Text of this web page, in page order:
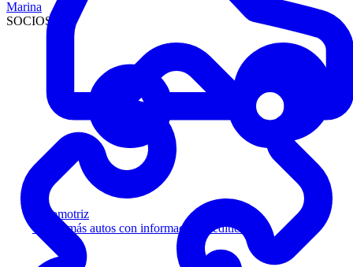
Automotriz
Venda más autos con información crediticia
Marina
SOCIOS